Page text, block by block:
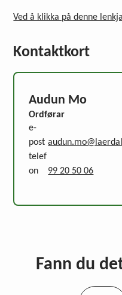
Ved å klikka på denne
Kontaktkort
Audun Mo
Ordførar
e-
post
telef
on
99 20 50 06
Fann du